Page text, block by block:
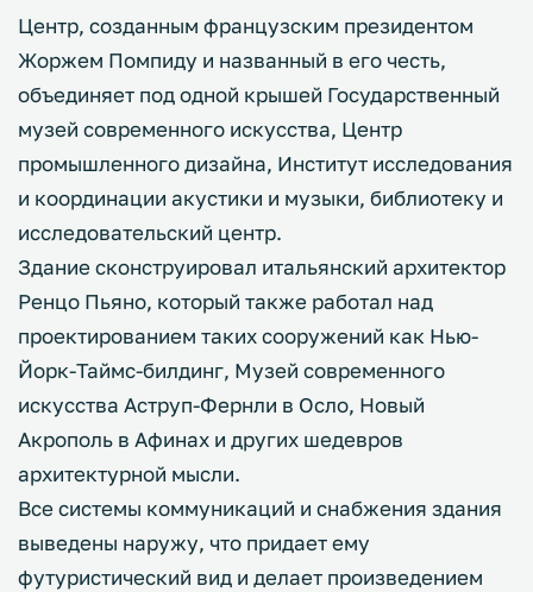
Центр, созданным французским президентом
Жоржем Помпиду и названный в его честь,
объединяет под одной крышей Государственный
музей современного искусства, Центр
промышленного дизайна, Институт исследования
и координации акустики и музыки, библиотеку и
исследовательский центр.
Здание сконструировал итальянский архитектор
Ренцо Пьяно, который также работал над
проектированием таких сооружений как Нью-
Йорк-Таймс-билдинг, Музей современного
искусства Аструп-Фернли в Осло, Новый
Акрополь в Афинах и других шедевров
архитектурной мысли.
Все системы коммуникаций и снабжения здания
выведены наружу, что придает ему
футуристический вид и делает произведением